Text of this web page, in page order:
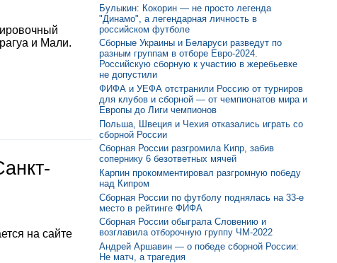
и Мали.
на сайте
Булыкин: Кокорин — не просто легенда
"Динамо", а легендарная личность в
российском футболе
Сборные Украины и Беларуси разведут по
разным группам в отборе Евро-2024.
Российскую сборную к участию в жеребьевке
не допустили
ФИФА и УЕФА отстранили Россию от турниров
для клубов и сборной — от чемпионатов мира и
Европы до Лиги чемпионов
Польша, Швеция и Чехия отказались играть со
сборной России
Сборная России разгромила Кипр, забив
сопернику 6 безответных мячей
Карпин прокомментировал разгромную победу
над Кипром
Сборная России по футболу поднялась на 33-е
место в рейтинге ФИФА
Сборная России обыграла Словению и
возглавила отборочную группу ЧМ-2022
Андрей Аршавин — о победе сборной России:
Не матч, а трагедия